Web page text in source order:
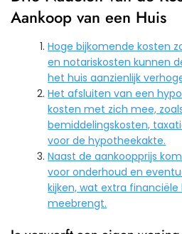
Aankoop van een Huis
Hoge bijkomende kosten
en notariskosten kunnen
het huis aanzienlijk
Het afsluiten van een
kosten met zich mee,
bemiddelingskosten,
voor de hypotheekakte.
Naast de aankoopprijs
voor onderhoud en
kijken, wat extra
meebrengt.